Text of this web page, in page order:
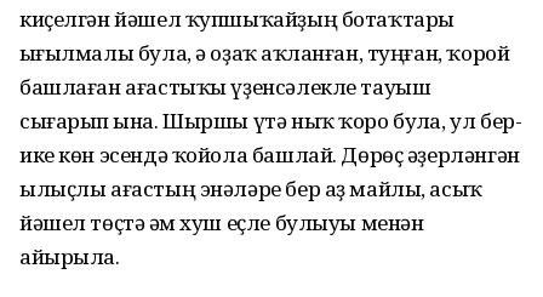
киҫелгән йәшел ҡупшыҡайҙың ботаҡтары
һығылмалы була, ә оҙаҡ һаҡланған, туңған, ҡорой
башлаған ағастыҡы үҙенсәлекле тауыш
сығарып һына. Шыршы үтә ныҡ ҡоро булһа, ул бер-
ике көн эсендә ҡойола башлай. Дөрөҫ әҙерләнгән
ылыҫлы ағастың энәләре бер аҙ майлы, асыҡ
йәшел төҫтә һәм хуш еҫле булыуы менән
айырыла.